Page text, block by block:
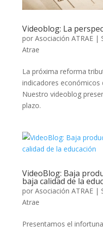
Videoblog: La
por Asociación ATRAE|
Atrae
La próxima reforma
indicadores económicos
Nuestro videoblog
plazo.
VideoBlog: Baja
baja calidad de la
por Asociación ATRAE|
Atrae
Presentamos el